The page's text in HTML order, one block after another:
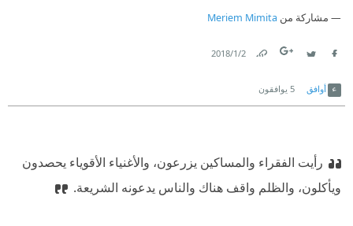
مشاركة من Meriem Mimita
2‏/1‏/2018
أوافق 5 يوافقون
رأيت الفقراء والمساكين يزرعون، والأغنياء الأقوياء يحصدون
ويأكلون، والظلم واقف هناك والناس يدعونه الشريعة.